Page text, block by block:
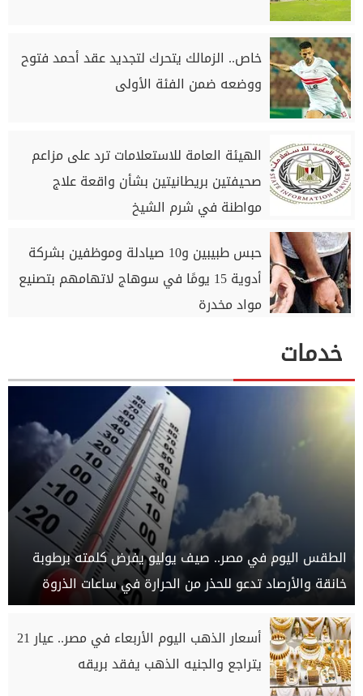
خاص.. الزمالك يتحرك لتجديد عقد أحمد فتوح
ووضعه ضمن الفئة الأولى
الهيئة العامة للاستعلامات ترد على مزاعم
صحيفتين بريطانيتين بشأن واقعة علاج
مواطنة في شرم الشيخ
حبس طبيبين و10 صيادلة وموظفين بشركة
أدوية 15 يومًا في سوهاج لاتهامهم بتصنيع
مواد مخدرة
خدمات
الطقس اليوم في مصر.. صيف يوليو يفرض كلمته برطوبة
خانقة والأرصاد تدعو للحذر من الحرارة في ساعات الذروة
أسعار الذهب اليوم الأربعاء في مصر.. عيار 21
يتراجع والجنيه الذهب يفقد بريقه